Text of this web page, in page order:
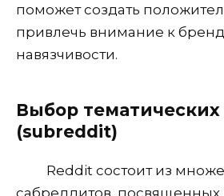
поможет создать
привлечь внимание к
навязчивости.
Выбор
(subreddit)
Reddit состоит из